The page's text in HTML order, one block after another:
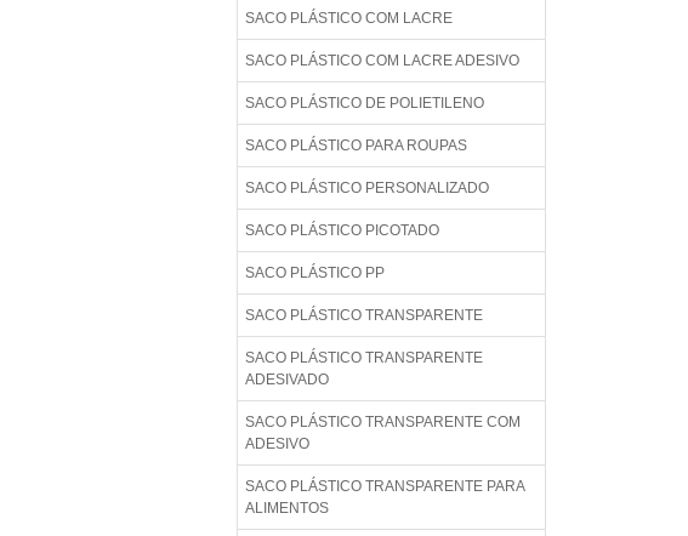
SACO PLÁSTICO COM LACRE
SACO PLÁSTICO COM LACRE ADESIVO
SACO PLÁSTICO DE POLIETILENO
SACO PLÁSTICO PARA ROUPAS
SACO PLÁSTICO PERSONALIZADO
SACO PLÁSTICO PICOTADO
SACO PLÁSTICO PP
SACO PLÁSTICO TRANSPARENTE
SACO PLÁSTICO TRANSPARENTE
ADESIVADO
SACO PLÁSTICO TRANSPARENTE COM
ADESIVO
SACO PLÁSTICO TRANSPARENTE PARA
ALIMENTOS